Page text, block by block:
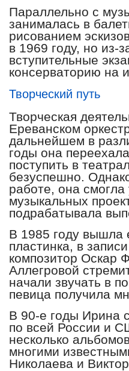
Параллельно с
занималась в
рисованием
в 1969 году, но из-
вступительные
консерваторию на
Творческий путь
Творческая
Ереванском
дальнейшем в
годы она
поступить в
безуспешно.
работе, она смогла
музыкальных
подрабатывала
В 1985 году вышла
пластинка, в
композитор Оскар
Аллегровой
начали звучать в
певица получила
В 90-е годы Ирина
по всей России и
несколько
многими
Николаева и